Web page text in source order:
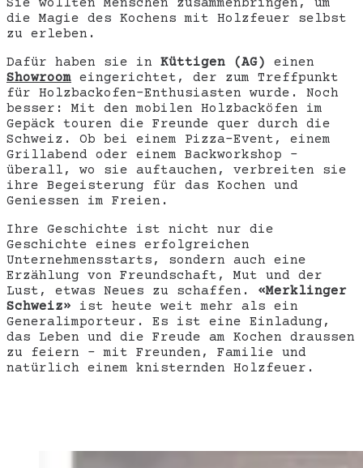
Sie wollten Menschen zusammenbringen, um
die Magie des Kochens mit Holzfeuer selbst
zu erleben.
Dafür haben sie in Küttigen (AG)
einen
Showroom eingerichtet, der zum Treffpunkt
für Holzbackofen-Enthusiasten wurde. Noch
besser: Mit den mobilen Holzbacköfen im
Gepäck touren die Freunde quer durch die
Schweiz. Ob bei einem Pizza-Event, einem
Grillabend oder einem Backworkshop –
überall, wo sie auftauchen, verbreiten sie
ihre Begeisterung für das Kochen und
Geniessen im Freien.
Ihre Geschichte ist nicht nur die
Geschichte eines erfolgreichen
Unternehmensstarts, sondern auch eine
Erzählung von Freundschaft, Mut und der
Lust, etwas Neues zu schaffen. «Merklinger
Schweiz» ist heute weit mehr als ein
Generalimporteur. Es ist eine Einladung,
das Leben und die Freude am Kochen draussen
zu feiern – mit Freunden, Familie und
natürlich einem knisternden Holzfeuer.